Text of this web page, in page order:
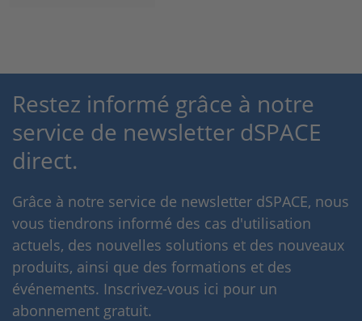
Restez informé grâce à notre
service de newsletter dSPACE
direct.
Grâce à notre service de newsletter dSPACE, nous
vous tiendrons informé des cas d'utilisation
actuels, des nouvelles solutions et des nouveaux
produits, ainsi que des formations et des
événements. Inscrivez-vous ici pour un
abonnement gratuit.